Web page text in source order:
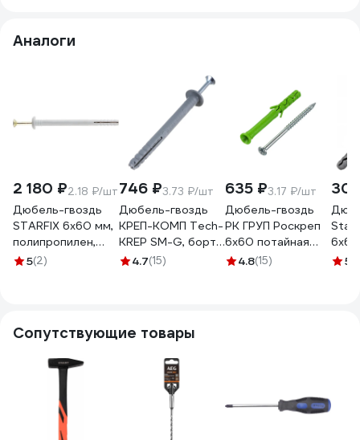
Аналоги
2 180 ₽2.18 ₽/шт
Дюбель-гвоздь
STARFIX 6x60 мм,
полипропилен,
гриб, 1000 шт.
5(2)
746 ₽3.73 ₽/шт
Дюбель-гвоздь
КРЕП-КОМП Tech-
KREP SM-G, борт
грибовидный 6х60
4.7(15)
635 ₽3.17 ₽/шт
Дюбель-гвоздь
РК ГРУП Роскреп
6x60 потайная
манжета, 200 шт.
4.8(15) 5
Сопутствующие товары